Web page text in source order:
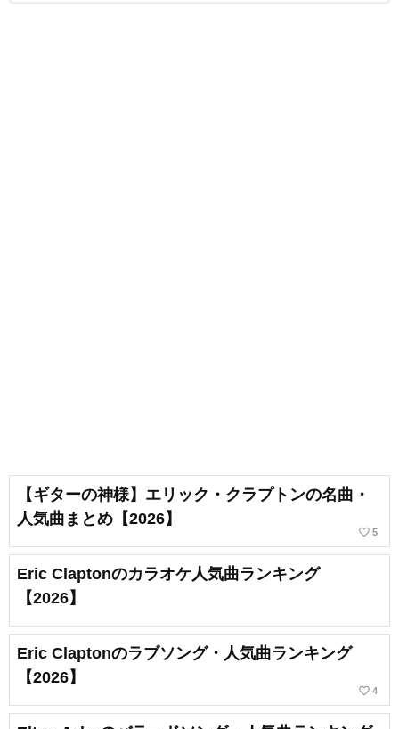
【ギターの神様】エリック・クラプトンの名曲・
人気曲まとめ【2026】
favorite_border 5
Eric Claptonのカラオケ人気曲ランキング
【2026】
Eric Claptonのラブソング・人気曲ランキング
【2026】
favorite_border 4